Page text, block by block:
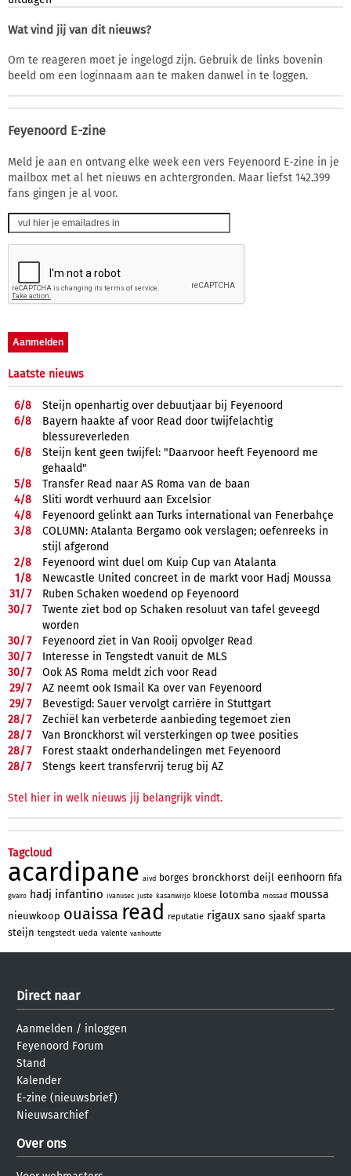
Wat vind jij van dit nieuws?
Om te reageren moet je ingelogd zijn. Gebruik de links bovenin
beeld om een loginnaam aan te maken danwel in te loggen.
Feyenoord E-zine
Meld je aan en ontvang elke week een vers Feyenoord E-zine in je
mailbox met al het nieuws en achtergronden. Maar liefst 142.399
fans gingen je al voor.
Laatste nieuws
6/8
Steijn openhartig over debuutjaar bij Feyenoord
6/8
Bayern haakte af voor Read door twijfelachtig
blessureverleden
6/8
Steijn kent geen twijfel: "Daarvoor heeft Feyenoord me
gehaald"
5/8
Transfer Read naar AS Roma van de baan
4/8
Sliti wordt verhuurd aan Excelsior
4/8
Feyenoord gelinkt aan Turks international van Fenerbahçe
3/8
COLUMN: Atalanta Bergamo ook verslagen; oefenreeks in
stijl afgerond
2/8
Feyenoord wint duel om Kuip Cup van Atalanta
1/8
Newcastle United concreet in de markt voor Hadj Moussa
31/7
Ruben Schaken woedend op Feyenoord
30/7
Twente ziet bod op Schaken resoluut van tafel geveegd
worden
30/7
Feyenoord ziet in Van Rooij opvolger Read
30/7
Interesse in Tengstedt vanuit de MLS
30/7
Ook AS Roma meldt zich voor Read
29/7
AZ neemt ook Ismail Ka over van Feyenoord
29/7
Bevestigd: Sauer vervolgt carrière in Stuttgart
28/7
Zechiël kan verbeterde aanbieding tegemoet zien
28/7
Van Bronckhorst wil versterkingen op twee posities
28/7
Forest staakt onderhandelingen met Feyenoord
28/7 Stengs keert transfervrij terug bij AZ
Stel hier in welk nieuws jij belangrijk vindt.
Tagcloud
acardipane aivd borges bronckhorst deijl eenhoorn fifa
givairo hadj infantino ivanusec juste kasanwirjo kloese lotomba mossad moussa
nieuwkoop ouaissa read reputatie rigaux sano sjaakf sparta
steijn tengstedt ueda valente vanhoutte
Direct naar
Aanmelden / inloggen
Feyenoord Forum
Stand
Kalender
E-zine (nieuwsbrief)
Nieuwsarchief
Over ons